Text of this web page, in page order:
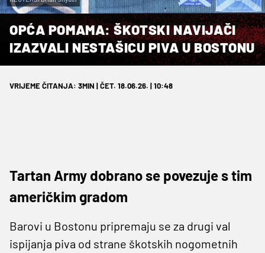
OPĆA POMAMA: ŠKOTSKI NAVIJAČI
IZAZVALI NESTAŠICU PIVA U BOSTONU
VRIJEME ČITANJA: 3MIN | ČET. 18.06.26. | 10:48
Tartan Army dobrano se povezuje s tim
američkim gradom
Barovi u Bostonu pripremaju se za drugi val
ispijanja piva od strane škotskih nogometnih